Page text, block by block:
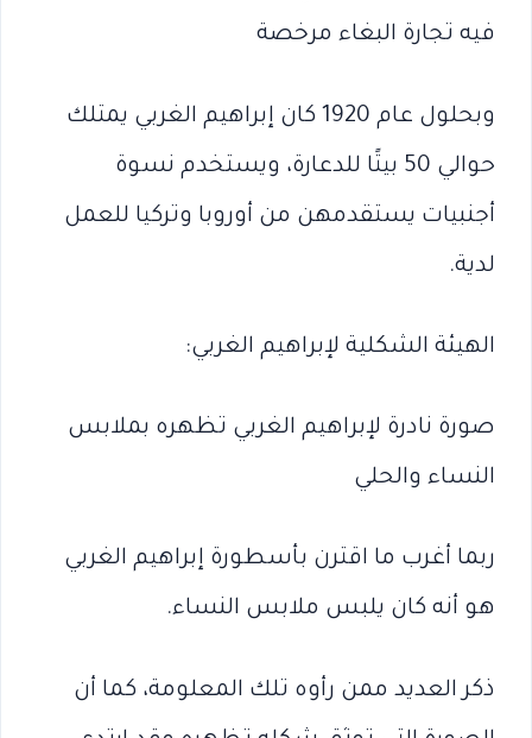
فيه تجارة البغاء مرخصة
وبحلول عام 1920 كان إبراهيم الغربي يمتلك
حوالي 50 بيتًا للدعارة، ويستخدم نسوة
أجنبيات يستقدمهن من أوروبا وتركيا للعمل
لدية.
الهيئة الشكلية لإبراهيم الغربي:
صورة نادرة لإبراهيم الغربي تظهره بملابس
النساء والحلي
ربما أغرب ما اقترن بأسطورة إبراهيم الغربي
هو أنه كان يلبس ملابس النساء.
ذكر العديد ممن رأوه تلك المعلومة، كما أن